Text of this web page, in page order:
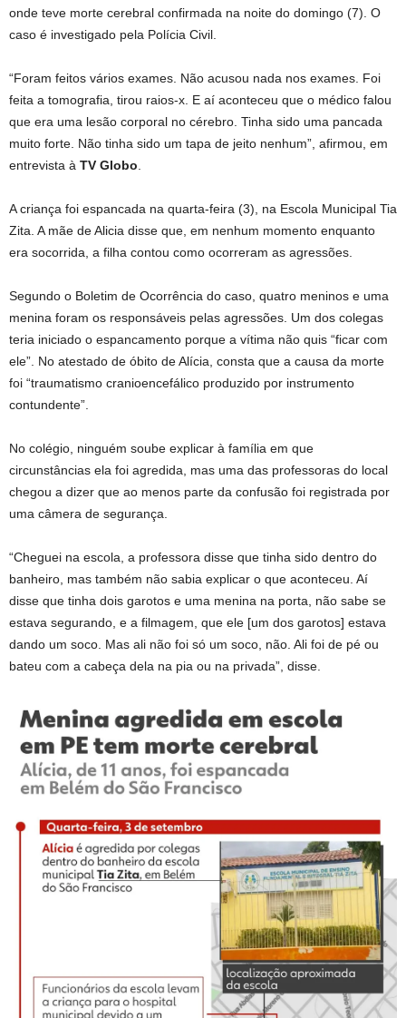
onde teve morte cerebral confirmada na noite do domingo (7). O
caso é investigado pela Polícia Civil.
“Foram feitos vários exames. Não acusou nada nos exames. Foi
feita a tomografia, tirou raios-x. E aí aconteceu que o médico falou
que era uma lesão corporal no cérebro. Tinha sido uma pancada
muito forte. Não tinha sido um tapa de jeito nenhum”, afirmou, em
entrevista à TV Globo
A criança foi espancada na quarta-feira (3), na Escola Municipal Tia
Zita. A mãe de Alicia disse que, em nenhum momento enquanto
era socorrida, a filha contou como ocorreram as agressões.
Segundo o Boletim de Ocorrência do caso, quatro meninos e uma
menina foram os responsáveis pelas agressões. Um dos colegas
teria iniciado o espancamento porque a vítima não quis “ficar com
ele”. No atestado de óbito de Alícia, consta que a causa da morte
foi “traumatismo cranioencefálico produzido por instrumento
contundente”.
No colégio, ninguém soube explicar à família em que
circunstâncias ela foi agredida, mas uma das professoras do local
chegou a dizer que ao menos parte da confusão foi registrada por
uma câmera de segurança.
“Cheguei na escola, a professora disse que tinha sido dentro do
banheiro, mas também não sabia explicar o que aconteceu. Aí
disse que tinha dois garotos e uma menina na porta, não sabe se
estava segurando, e a filmagem, que ele [um dos garotos] estava
dando um soco. Mas ali não foi só um soco, não. Ali foi de pé ou
bateu com a cabeça dela na pia ou na privada”, disse.